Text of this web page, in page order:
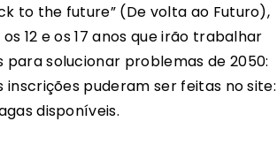
to the future” (De volta ao Futuro),
12 e os 17 anos que irão trabalhar
solucionar problemas de 2050:
puderam ser feitas no site:
disponíveis.